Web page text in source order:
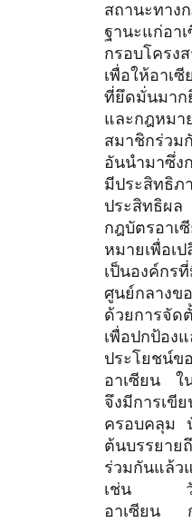
สถานะทาง
ฐานะแก่อา
กรอบโครง
เพื่อให้อาเ
ที่ยึดมั่นมาก
และกฎห
สมาชิกร่วม
อันนำมาซึ่ง
มีประสิทธิภ
ประสิทธิ
กฎบัตรอาเ
หมายเพื่อเ
เป็นองค์กร
ศูนย์กลางข
ด้วยการจั
เพื่อปกป้อง
ประโยชน์ข
อาเซียน ใ
จึงมีการเขี
ครอบคลุม
ต้นบรรยาย
ร่วมกันแล้ว
เช่น วัตถุ
อาเซียน ก่